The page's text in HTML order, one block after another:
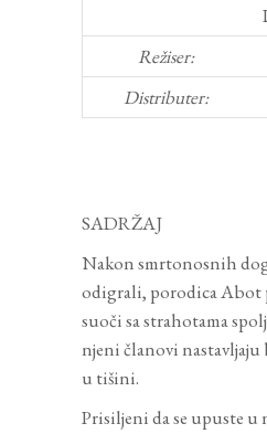
Režiser:
Distributer:
SADRŽAJ
Nakon smrtonosnih
odigrali, porodica Abot
suoči sa strahotama
njeni članovi nastavljaju
u tišini.
Prisiljeni da se upuste u